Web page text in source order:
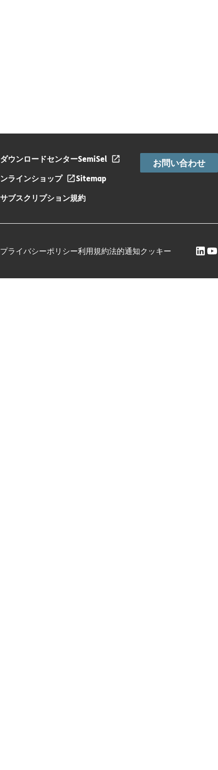
ダウンロードセンターSemiSel
ンラインショップ
Sitemap
サブスクリプション規約
お問い合わせ
プライバシーポリシー利用規約法的通知クッキー